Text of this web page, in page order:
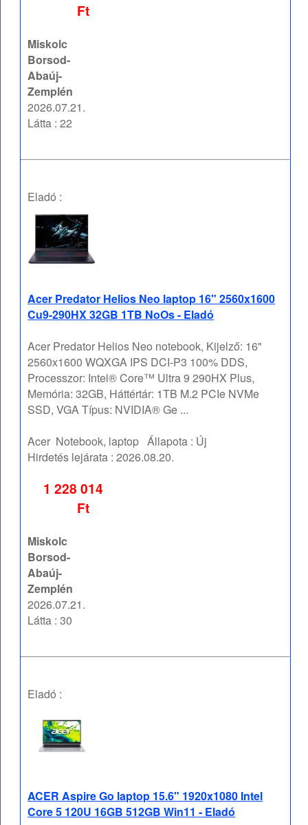
Ft
Miskolc
Borsod-
Abaúj-
Zemplén
2026.07.21.
Látta : 22
Eladó :
Acer Predator Helios Neo laptop 16" 2560x1600
Cu9-290HX 32GB 1TB NoOs - Eladó
Acer Predator Helios Neo notebook, Kijelző: 16"
2560x1600 WQXGA IPS DCI-P3 100% DDS,
Processzor: Intel® Core™ Ultra 9 290HX Plus,
Memória: 32GB, Háttértár: 1TB M.2 PCIe NVMe
SSD, VGA Típus: NVIDIA® Ge ...
Acer Notebook, laptop Állapota : Új
Hirdetés lejárata :2026.08.20.
1 228 014
Ft
Miskolc
Borsod-
Abaúj-
Zemplén
2026.07.21.
Látta : 30
Eladó :
ACER Aspire Go laptop 15.6" 1920x1080 Intel
Core 5 120U 16GB 512GB Win11 - Eladó